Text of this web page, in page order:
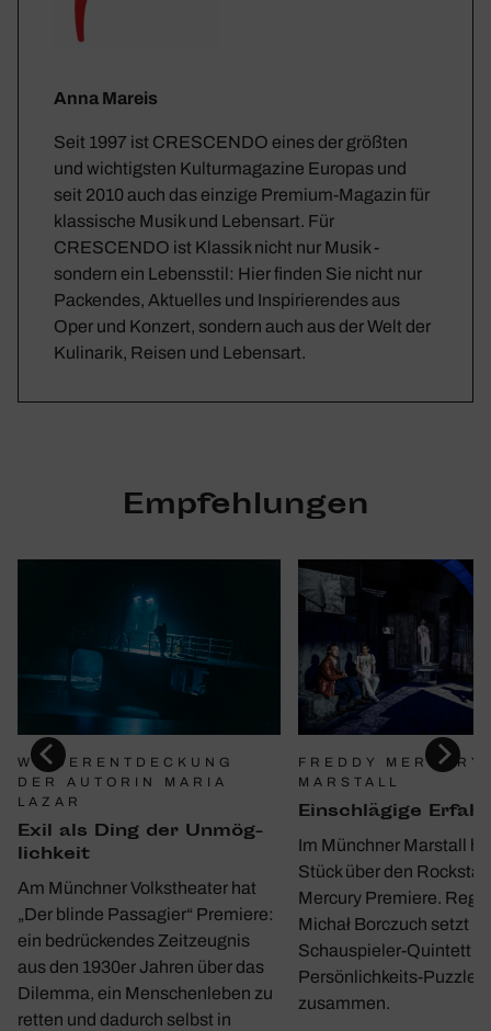
Anna Mareis
Seit 1997 ist CRESCENDO eines der größten
und wichtigsten Kulturmagazine Europas und
seit 2010 auch das einzige Premium-Magazin für
klassische Musik und Lebensart. Für
CRESCENDO ist Klassik nicht nur Musik -
sondern ein Lebensstil: Hier finden Sie nicht nur
Packendes, Aktuelles und Inspirierendes aus
Oper und Konzert, sondern auch aus der Welt der
Kulinarik, Reisen und Lebensart.
Empfehlungen
WIEDERENTDECKUNG
DER AUTORIN MARIA
LAZAR
Exil als Ding der Unmög­
lich­keit
Am Münchner Volkstheater hat
„Der blinde Passagier“ Premiere:
ein bedrückendes Zeitzeugnis
aus den 1930er Jahren über das
Dilemma, ein Menschenleben zu
retten und dadurch selbst in
FREDDY MERCURY
MARSTALL
Einschlä­gige
Im Münchner Marstall
Stück über den Rockstar
Mercury Premiere.
Michał Borczuch setzt
Schauspieler-Quintett
Persönlichkeits-Puzzle
zusammen.